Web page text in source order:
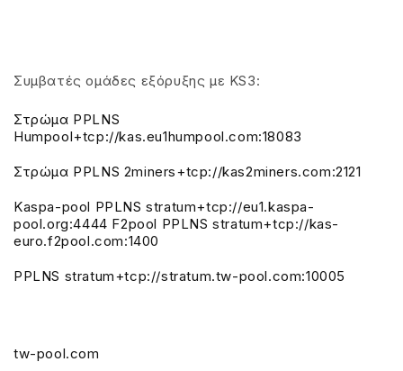
Συμβατές ομάδες εξόρυξης με KS3:
Στρώμα PPLNS
Humpool+tcp://kas.eu1humpool.com:18083
Στρώμα PPLNS 2miners+tcp://kas2miners.com:2121
Kaspa-pool PPLNS stratum+tcp://eu1.kaspa-
pool.org:4444 F2pool PPLNS stratum+tcp://kas-
euro.f2pool.com:1400
PPLNS stratum+tcp://stratum.tw-pool.com:10005
tw-pool.com